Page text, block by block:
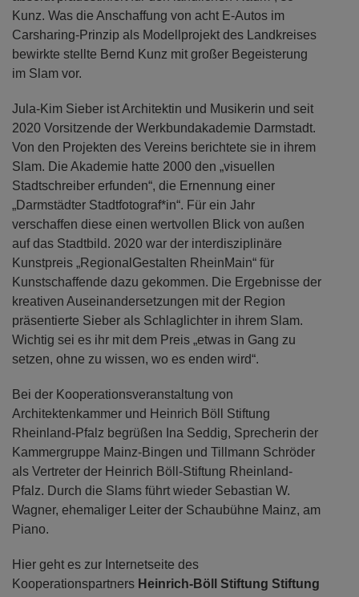
Kunz. Was die Anschaffung von acht E-Autos im
Carsharing-Prinzip als Modellprojekt des Landkreises
bewirkte stellte Bernd Kunz mit großer Begeisterung
im Slam vor.
Jula-Kim Sieber ist Architektin und Musikerin und seit
2020 Vorsitzende der Werkbundakademie Darmstadt.
Von den Projekten des Vereins berichtete sie in ihrem
Slam. Die Akademie hatte 2000 den „visuellen
Stadtschreiber erfunden“, die Ernennung einer
„Darmstädter Stadtfotograf*in“. Für ein Jahr
verschaffen diese einen wertvollen Blick von außen
auf das Stadtbild. 2020 war der interdisziplinäre
Kunstpreis „RegionalGestalten RheinMain“ für
Kunstschaffende dazu gekommen. Die Ergebnisse der
kreativen Auseinandersetzungen mit der Region
präsentierte Sieber als Schlaglichter in ihrem Slam.
Wichtig sei es ihr mit dem Preis „etwas in Gang zu
setzen, ohne zu wissen, wo es enden wird“.
Bei der Kooperationsveranstaltung von
Architektenkammer und Heinrich Böll Stiftung
Rheinland-Pfalz begrüßen Ina Seddig, Sprecherin der
Kammergruppe Mainz-Bingen und Tillmann Schröder
als Vertreter der Heinrich Böll-Stiftung Rheinland-
Pfalz. Durch die Slams führt wieder Sebastian W.
Wagner, ehemaliger Leiter der Schaubühne Mainz, am
Piano.
Hier geht es zur Internetseite des
Kooperationspartners Heinrich-Böll Stiftung Stiftung